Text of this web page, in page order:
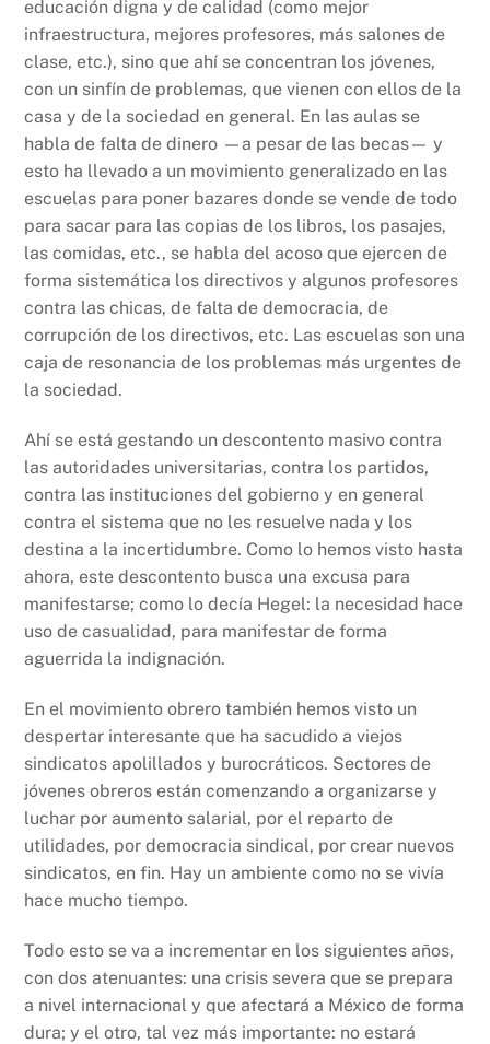
educación digna y de calidad (como mejor
infraestructura, mejores profesores, más salones de
clase, etc.), sino que ahí se concentran los jóvenes,
con un sinfín de problemas, que vienen con ellos de la
casa y de la sociedad en general. En las aulas se
habla de falta de dinero —a pesar de las becas— y
esto ha llevado a un movimiento generalizado en las
escuelas para poner bazares donde se vende de todo
para sacar para las copias de los libros, los pasajes,
las comidas, etc., se habla del acoso que ejercen de
forma sistemática los directivos y algunos profesores
contra las chicas, de falta de democracia, de
corrupción de los directivos, etc. Las escuelas son una
caja de resonancia de los problemas más urgentes de
la sociedad.
Ahí se está gestando un descontento masivo contra
las autoridades universitarias, contra los partidos,
contra las instituciones del gobierno y en general
contra el sistema que no les resuelve nada y los
destina a la incertidumbre. Como lo hemos visto hasta
ahora, este descontento busca una excusa para
manifestarse; como lo decía Hegel: la necesidad hace
uso de casualidad, para manifestar de forma
aguerrida la indignación.
En el movimiento obrero también hemos visto un
despertar interesante que ha sacudido a viejos
sindicatos apolillados y burocráticos. Sectores de
jóvenes obreros están comenzando a organizarse y
luchar por aumento salarial, por el reparto de
utilidades, por democracia sindical, por crear nuevos
sindicatos, en fin. Hay un ambiente como no se vivía
hace mucho tiempo.
Todo esto se va a incrementar en los siguientes años,
con dos atenuantes: una crisis severa que se prepara
a nivel internacional y que afectará a México de forma
dura; y el otro, tal vez más importante: no estará